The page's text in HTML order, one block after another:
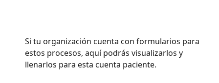
Si tu organización cuenta con formularios para
estos procesos, aquí podrás visualizarlos y
llenarlos para esta cuenta paciente.